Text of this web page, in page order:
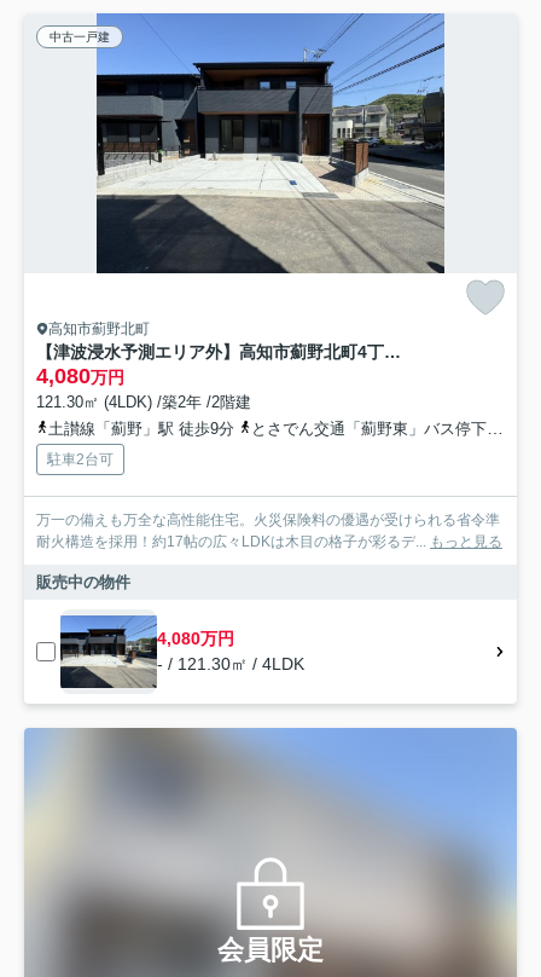
中古一戸建
高知市薊野北町
【津波浸水予測エリア外】高知市薊野北町4丁目 中古一戸建て
4,080万円
121.30㎡ (4LDK) /築2年 /2階建
土讃線「薊野」駅 徒歩9分
とさでん交通「薊野東」バス停下車 徒歩8分
駐車2台可
万一の備えも万全な高性能住宅。火災保険料の優遇が受けられる省令準
耐火構造を採用！約17帖の広々LDKは木目の格子が彩るデ... もっと見る
販売中の物件
4,080万円
- / 121.30㎡ / 4LDK
会員限定